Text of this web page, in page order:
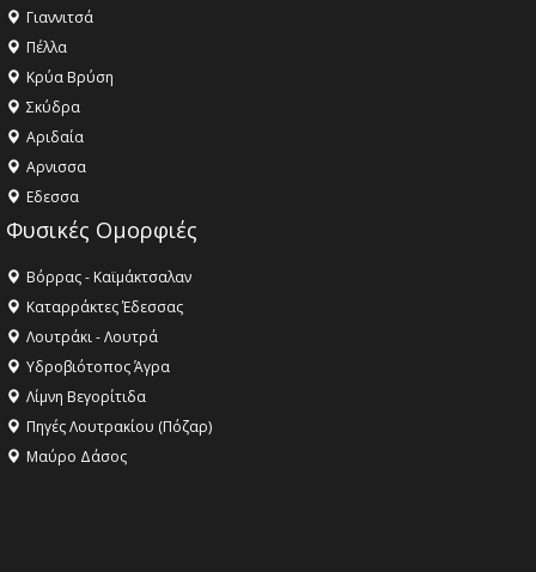
Γιαννιτσά
Πέλλα
Κρύα Βρύση
Σκύδρα
Αριδαία
Aρνισσα
Eδεσσα
Φυσικές Ομορφιές
Βόρρας - Καϊμάκτσαλαν
Καταρράκτες Έδεσσας
Λουτράκι - Λουτρά
Υδροβιότοπος Άγρα
Λίμνη Βεγορίτιδα
Πηγές Λουτρακίου (Πόζαρ)
Μαύρο Δάσος